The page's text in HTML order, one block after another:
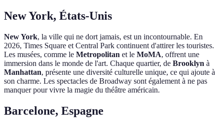
New York, États-Unis
New York, la ville qui ne dort jamais, est un incontournable. En
2026, Times Square et Central Park continuent d'attirer les touristes.
Les musées, comme le Metropolitan et le MoMA, offrent une
immersion dans le monde de l'art. Chaque quartier, de Brooklyn à
Manhattan, présente une diversité culturelle unique, ce qui ajoute à
son charme. Les spectacles de Broadway sont également à ne pas
manquer pour vivre la magie du théâtre américain.
Barcelone, Espagne